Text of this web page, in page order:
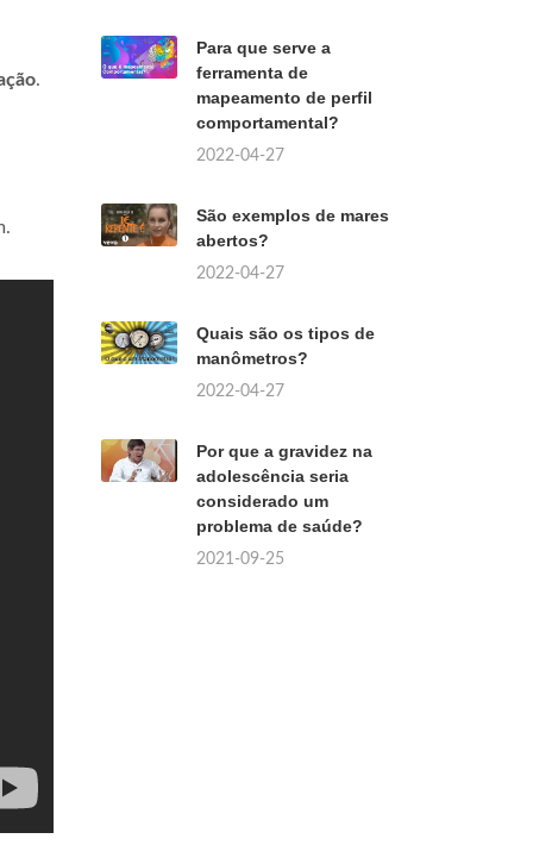
.
Para que serve a
ferramenta de
mapeamento de perfil
comportamental?
2022-04-27
São exemplos de mares
abertos?
2022-04-27
Quais são os tipos de
manômetros?
2022-04-27
Por que a gravidez na
adolescência seria
considerado um
problema de saúde?
2021-09-25